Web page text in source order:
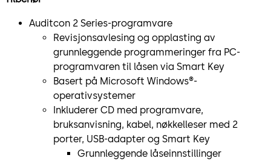
Auditcon 2 Series-programvare
Revisjonsavlesing og opplasting av
grunnleggende programmeringer fra PC-
programvaren til låsen via Smart Key
Basert på Microsoft Windows®-
operativsystemer
Inkluderer CD med programvare,
bruksanvisning, kabel, nøkkelleser med 2
porter, USB-adapter og Smart Key
Grunnleggende låseinnstillinger